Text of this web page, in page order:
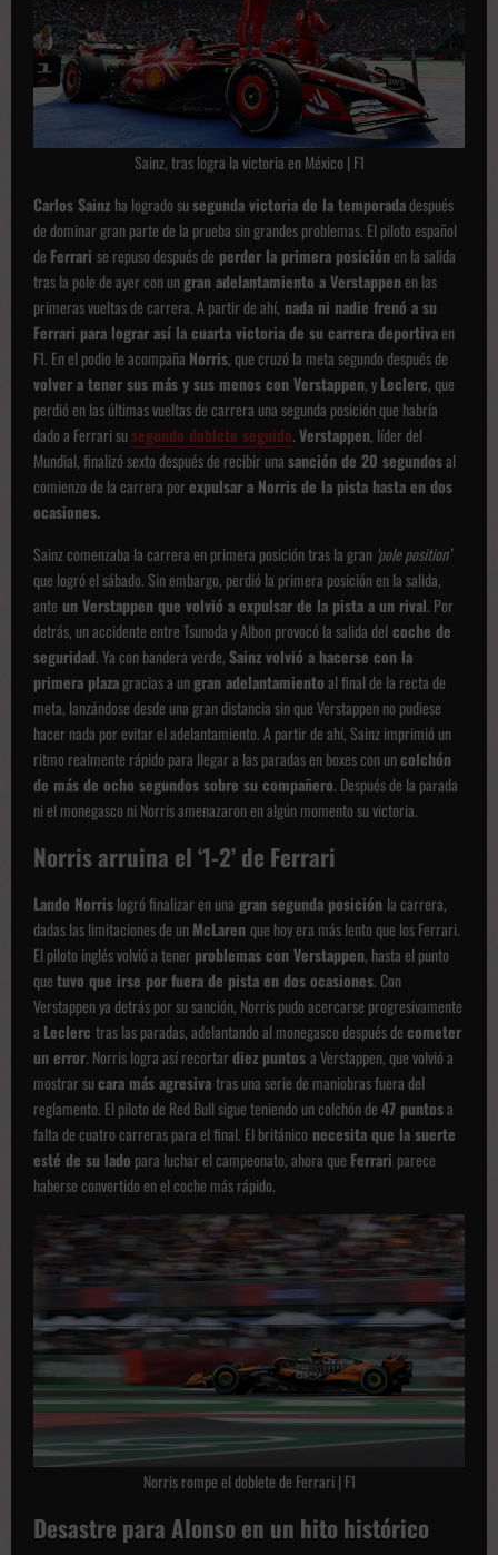
Sainz, tras logra la victoria en México | F1
Carlos Sainz ha logrado susegunda victoria de la temporadadespués
de dominar gran parte de la prueba sin grandes problemas. El piloto español
de Ferrari se repuso después de perder la primera posiciónen la salida
tras la pole de ayer con ungran adelantamiento a Verstappenen las
primeras vueltas de carrera. A partir de ahí, nada ni nadie frenó a su
Ferrari para lograr así la cuarta victoria de su carrera deportivaen
F1. En el podio le acompaña Norris, que cruzó la meta segundo después de
volver a tener sus más y sus menos con Verstappen, yLeclerc, que
perdió en las últimas vueltas de carrera una segunda posición que habría
dado a Ferrari susegundo doblete seguido.Verstappen, líder del
Mundial, finalizó sexto después de recibir unasanción de 20 segundosal
comienzo de la carrera porexpulsar a Norris de la pista hasta en dos
ocasiones.
Sainz comenzaba la carrera en primera posición tras la gran ‘pole position’
que logró el sábado. Sin embargo, perdió la primera posición en la salida,
ante un Verstappen que volvió a expulsar de la pista a un rival. Por
detrás, un accidente entre Tsunoda y Albon provocó la salida delcoche de
seguridad. Ya con bandera verde, Sainz volvió a hacerse con la
primera plazagracias a ungran adelantamientoal final de la recta de
meta, lanzándose desde una gran distancia sin que Verstappen no pudiese
hacer nada por evitar el adelantamiento. A partir de ahí, Sainz imprimió un
ritmo realmente rápido para llegar a las paradas en boxes con uncolchón
de más de ocho segundos sobre su compañero. Después de la parada
ni el monegasco ni Norris amenazaron en algún momento su victoria.
Norris arruina el ‘1-2’ de Ferrari
Lando Norrislogró finalizar en una gran segunda posición la carrera,
dadas las limitaciones de unMcLarenque hoy era más lento que los Ferrari.
El piloto inglés volvió a tener problemas con Verstappen, hasta el punto
quetuvo que irse por fuera de pista en dos ocasiones. Con
Verstappen ya detrás por su sanción, Norris pudo acercarse progresivamente
a Leclerc tras las paradas, adelantando al monegasco después decometer
un error. Norris logra así recortardiez puntosa Verstappen, que volvió a
mostrar sucara más agresivatras una serie de maniobras fuera del
reglamento. El piloto de Red Bull sigue teniendo un colchón de47 puntosa
falta de cuatro carreras para el final. El británico necesita que la suerte
esté de su lado para luchar el campeonato, ahora que Ferrari parece
haberse convertido en el coche más rápido.
Norris rompe el doblete de Ferrari | F1
Desastre para Alonso en un hito histórico